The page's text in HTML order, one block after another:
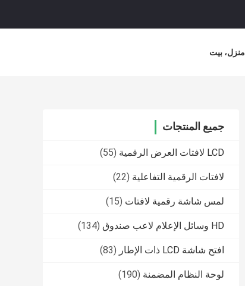
منزل، بيت
جميع المنتجات
LCD لافتات العرض الرقمية (55)
لافتات الرقمية التفاعلية (22)
لمس شاشة رقمية لافتات (15)
HD وسائل الإعلام لاعب صندوق (134)
افتح شاشة LCD ذات الإطار (83)
لوحة النظام المضمنة (190)